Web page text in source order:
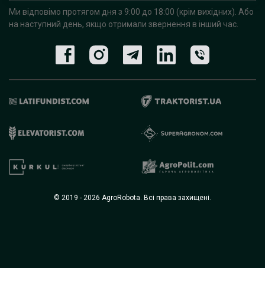
Ми відповімо протягом дня з 9:00 до 18:00 (крім вихідних). Або
на наступний день, якщо отримали звернення в інший час.
© 2019 - 2026 AgroRobota. Всі права захищені.